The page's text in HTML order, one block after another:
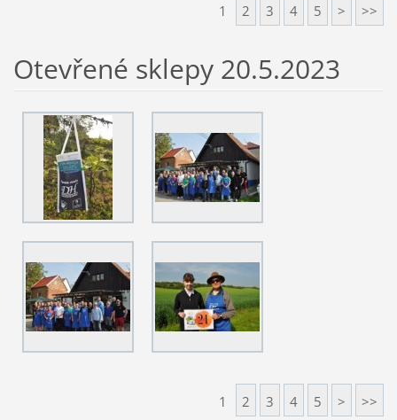
1 2 3 4 5 > >>
Otevřené sklepy 20.5.2023
1 2 3 4 5 > >>